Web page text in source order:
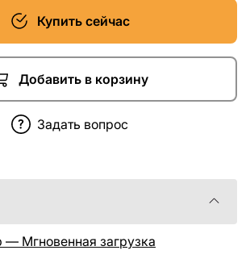
Купить сейчас
Добавить в корзину
Задать вопрос
— Мгновенная загрузка